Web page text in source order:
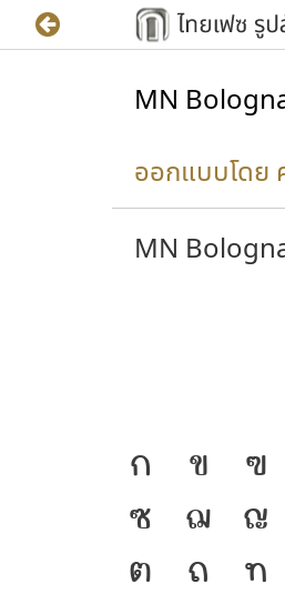
MN
ออกแบบโดย
MN
ก ข ฃ
ซ
ฌ ญ
ต
ถ ท